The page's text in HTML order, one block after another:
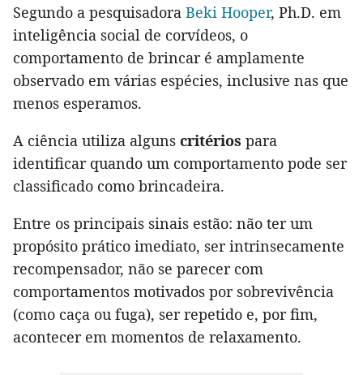
Segundo a pesquisadora Beki Hooper, Ph.D. em
inteligência social de corvídeos, o
comportamento de brincar é amplamente
observado em várias espécies, inclusive nas que
menos esperamos.
A ciência utiliza alguns critérios para
identificar quando um comportamento pode ser
classificado como brincadeira.
Entre os principais sinais estão: não ter um
propósito prático imediato, ser intrinsecamente
recompensador, não se parecer com
comportamentos motivados por sobrevivência
(como caça ou fuga), ser repetido e, por fim,
acontecer em momentos de relaxamento.